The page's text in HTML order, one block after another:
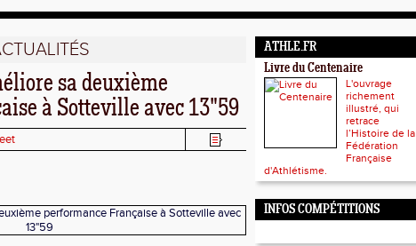
sa deuxième
à Sotteville avec 13"59
ATHLE.FR
Livre du Centenaire
L'ouvrage
richement
illustré, qui
retrace
l’Histoire de la
Fédération
Française
d'Athlétisme.
INFOS COMPÉTITIONS